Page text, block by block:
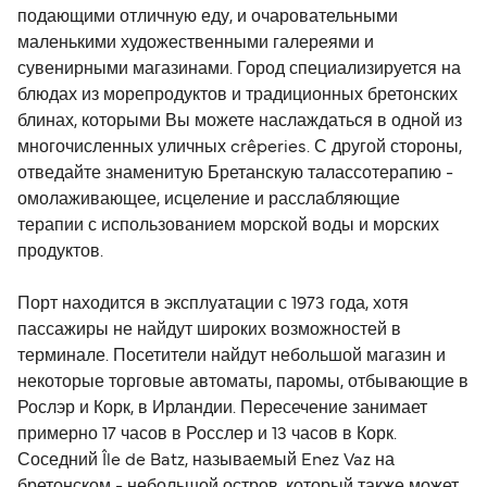
подающими отличную еду, и очаровательными
маленькими художественными галереями и
сувенирными магазинами. Город специализируется на
блюдах из морепродуктов и традиционных бретонских
блинах, которыми Вы можете наслаждаться в одной из
многочисленных уличных crêperies. С другой стороны,
отведайте знаменитую Бретанскую талассотерапию -
омолаживающее, исцеление и расслабляющие
терапии с использованием морской воды и морских
продуктов.
Порт находится в эксплуатации с 1973 года, хотя
пассажиры не найдут широких возможностей в
терминале. Посетители найдут небольшой магазин и
некоторые торговые автоматы, паромы, отбывающие в
Рослэр и Корк, в Ирландии. Пересечение занимает
примерно 17 часов в Росслер и 13 часов в Корк.
Соседний Île de Batz, называемый Enez Vaz на